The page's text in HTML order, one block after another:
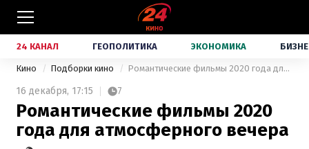
24 КАНАЛ ГЕОПОЛИТИКА ЭКОНОМИКА
Кино Подборки кино Романтические фильмы 2020 года для атмосферного вечера
16 декабря, 17:15 7
Романтические фильмы 2020
года для атмосферного вечера